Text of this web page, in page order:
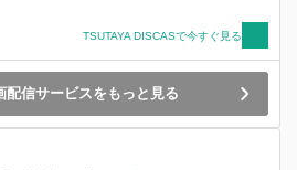
TSUTAYA DISCASで今すぐ見る
配信サービスをもっと見る